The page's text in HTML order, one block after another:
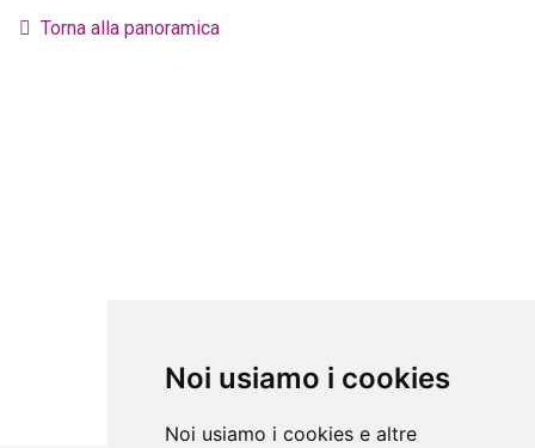
Noi usiamo i cookies
Noi usiamo i cookies e altre
Torna alla panoramica